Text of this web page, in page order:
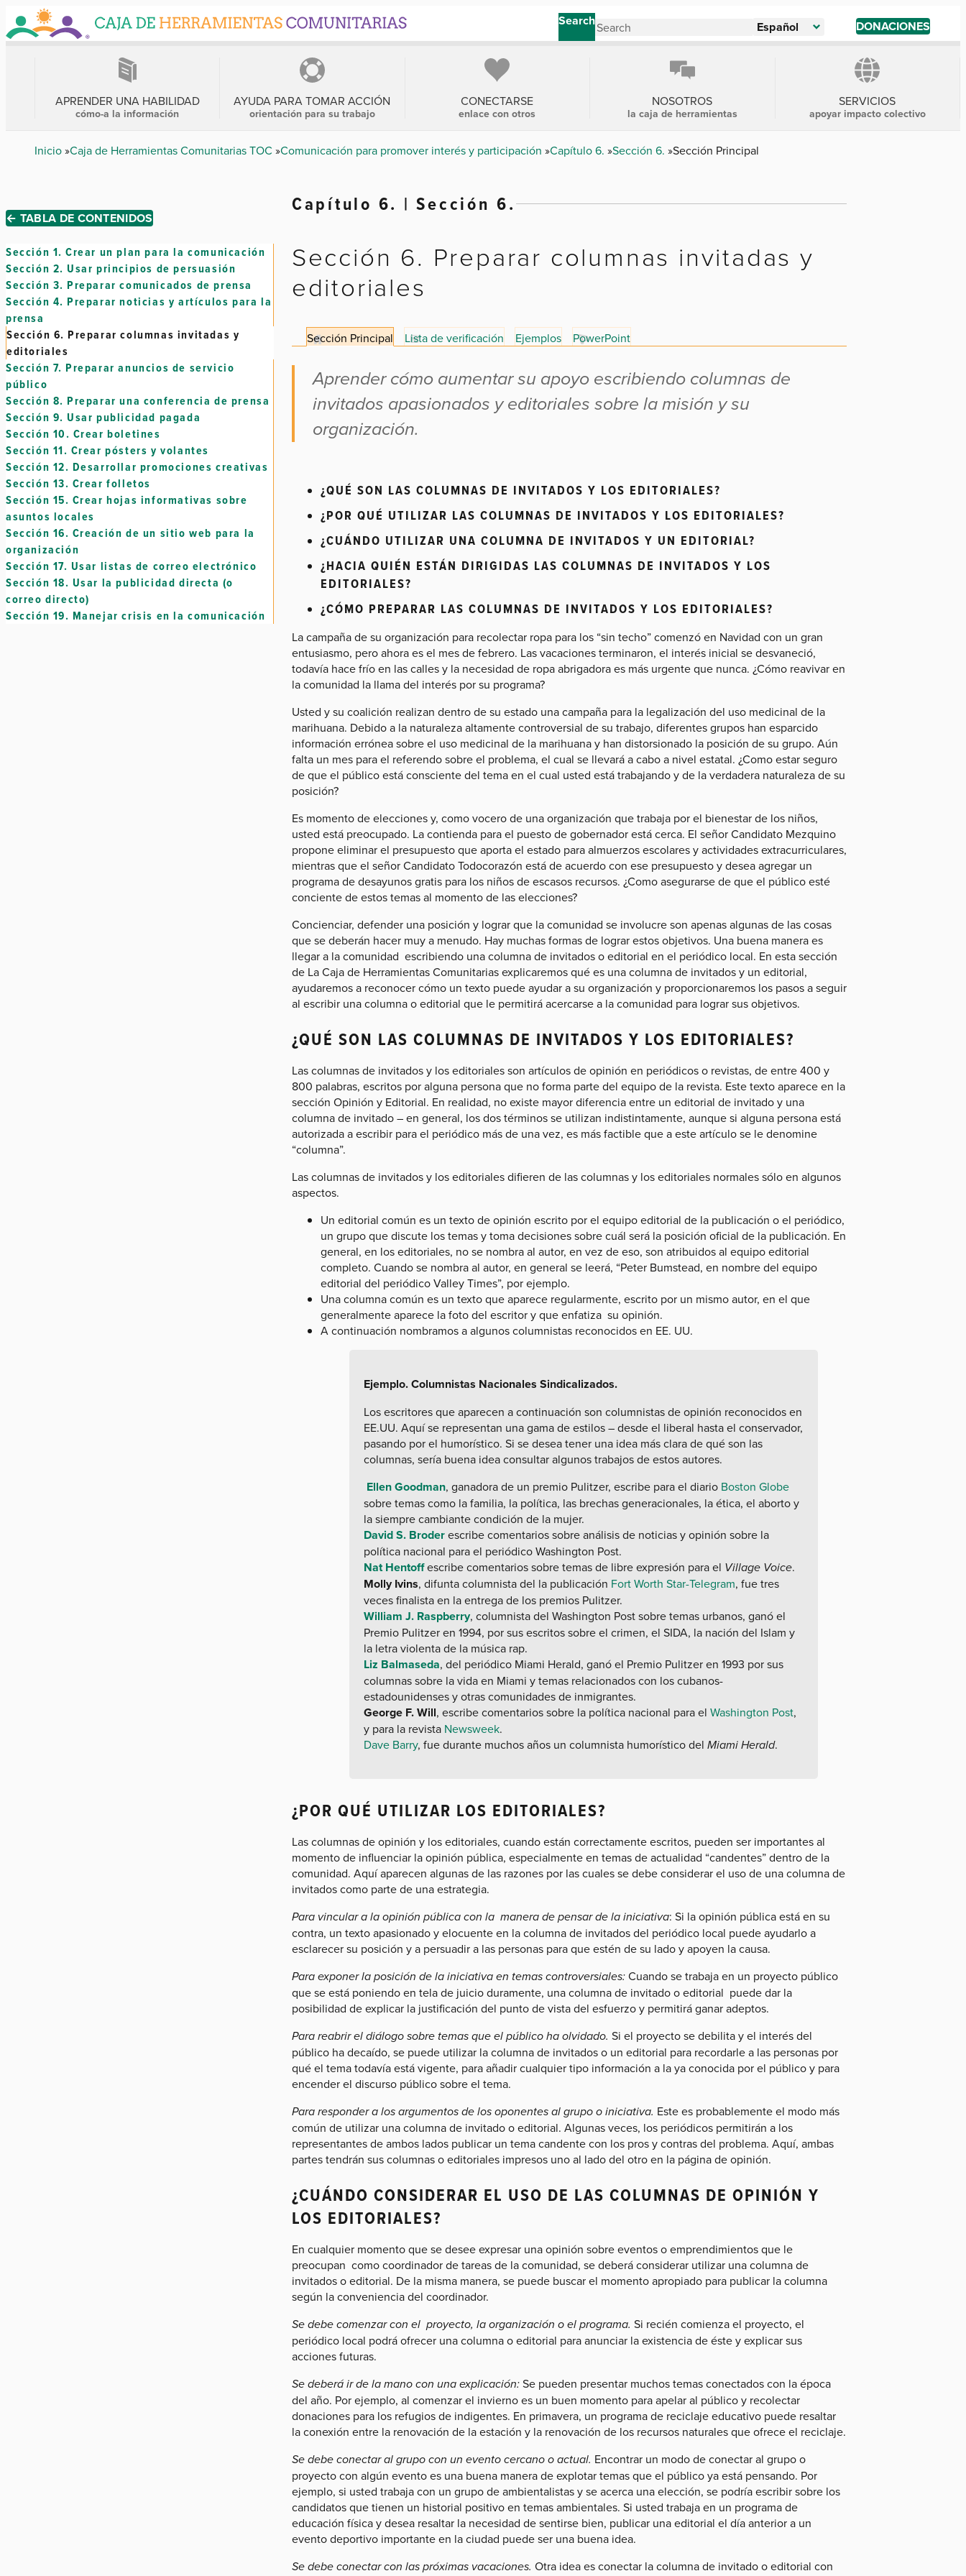
Skip
to
main
Search Español DONACIONES
APRENDER UNA HABILIDAD
cómo-a la información
AYUDA PARA TOMAR ACCIÓN
orientación para su trabajo
CONECTARSE
enlace con otros
NOSOTROS
la caja de herramientas
SERVICIOS
apoyar impacto colectivo
Breadcrumb
Inicio Caja de Herramientas Comunitarias TOC Comunicación para promover interés y participación Capítulo 6. Sección 6. Sección Principal
← TABLA DE CONTENIDOS
Sección 1. Crear un plan para la comunicación
Sección 2. Usar principios de persuasión
Sección 3. Preparar comunicados de prensa
Sección 4. Preparar noticias y artículos para la
prensa
Sección 6. Preparar columnas invitadas y
editoriales
Sección 7. Preparar anuncios de servicio
público
Sección 8. Preparar una conferencia de prensa
Sección 9. Usar publicidad pagada
Sección 10. Crear boletines
Sección 11. Crear pósters y volantes
Sección 12. Desarrollar promociones creativas
Sección 13. Crear folletos
Sección 15. Crear hojas informativas sobre
asuntos locales
Sección 16. Creación de un sitio web para la
organización
Sección 17. Usar listas de correo electrónico
Sección 18. Usar la publicidad directa (o
correo directo)
Sección 19. Manejar crisis en la comunicación
Capítulo 6. | Sección 6.
Sección 6. Preparar columnas invitadas y
editoriales
Sección Principal Lista de verificación Ejemplos PowerPoint
Aprender cómo aumentar su apoyo escribiendo columnas de
invitados apasionados y editoriales sobre la misión y su
organización.
¿QUÉ SON LAS COLUMNAS DE INVITADOS Y LOS EDITORIALES?
¿POR QUÉ UTILIZAR LAS COLUMNAS DE INVITADOS Y LOS EDITORIALES?
¿CUÁNDO UTILIZAR UNA COLUMNA DE INVITADOS Y UN EDITORIAL?
¿HACIA QUIÉN ESTÁN DIRIGIDAS LAS COLUMNAS DE INVITADOS Y LOS
EDITORIALES?
¿CÓMO PREPARAR LAS COLUMNAS DE INVITADOS Y LOS EDITORIALES?
La campaña de su organización para recolectar ropa para los “sin techo” comenzó en Navidad con un gran
entusiasmo, pero ahora es el mes de febrero. Las vacaciones terminaron, el interés inicial se desvaneció,
todavía hace frío en las calles y la necesidad de ropa abrigadora es más urgente que nunca. ¿Cómo reavivar en
la comunidad la llama del interés por su programa?
Usted y su coalición realizan dentro de su estado una campaña para la legalización del uso medicinal de la
marihuana. Debido a la naturaleza altamente controversial de su trabajo, diferentes grupos han esparcido
información errónea sobre el uso medicinal de la marihuana y han distorsionado la posición de su grupo. Aún
falta un mes para el referendo sobre el problema, el cual se llevará a cabo a nivel estatal. ¿Como estar seguro
de que el público está consciente del tema en el cual usted está trabajando y de la verdadera naturaleza de su
posición?
Es momento de elecciones y, como vocero de una organización que trabaja por el bienestar de los niños,
usted está preocupado. La contienda para el puesto de gobernador está cerca. El señor Candidato Mezquino
propone eliminar el presupuesto que aporta el estado para almuerzos escolares y actividades extracurriculares,
mientras que el señor Candidato Todocorazón está de acuerdo con ese presupuesto y desea agregar un
programa de desayunos gratis para los niños de escasos recursos. ¿Como asegurarse de que el público esté
conciente de estos temas al momento de las elecciones?
Concienciar, defender una posición y lograr que la comunidad se involucre son apenas algunas de las cosas
que se deberán hacer muy a menudo. Hay muchas formas de lograr estos objetivos. Una buena manera es
llegar a la comunidad escribiendo una columna de invitados o editorial en el periódico local. En esta sección
de La Caja de Herramientas Comunitarias explicaremos qué es una columna de invitados y un editorial,
ayudaremos a reconocer cómo un texto puede ayudar a su organización y proporcionaremos los pasos a seguir
al escribir una columna o editorial que le permitirá acercarse a la comunidad para lograr sus objetivos.
¿QUÉ SON LAS COLUMNAS DE INVITADOS Y LOS EDITORIALES?
Las columnas de invitados y los editoriales son artículos de opinión en periódicos o revistas, de entre 400 y
800 palabras, escritos por alguna persona que no forma parte del equipo de la revista. Este texto aparece en la
sección Opinión y Editorial. En realidad, no existe mayor diferencia entre un editorial de invitado y una
columna de invitado – en general, los dos términos se utilizan indistintamente, aunque si alguna persona está
autorizada a escribir para el periódico más de una vez, es más factible que a este artículo se le denomine
“columna”.
Las columnas de invitados y los editoriales difieren de las columnas y los editoriales normales sólo en algunos
aspectos.
Un editorial común es un texto de opinión escrito por el equipo editorial de la publicación o el periódico,
un grupo que discute los temas y toma decisiones sobre cuál será la posición oficial de la publicación. En
general, en los editoriales, no se nombra al autor, en vez de eso, son atribuidos al equipo editorial
completo. Cuando se nombra al autor, en general se leerá, “Peter Bumstead, en nombre del equipo
editorial del periódico Valley Times”, por ejemplo.
Una columna común es un texto que aparece regularmente, escrito por un mismo autor, en el que
generalmente aparece la foto del escritor y que enfatiza su opinión.
A continuación nombramos a algunos columnistas reconocidos en EE. UU.
Ejemplo. Columnistas Nacionales Sindicalizados.
Los escritores que aparecen a continuación son columnistas de opinión reconocidos en
EE.UU. Aquí se representan una gama de estilos – desde el liberal hasta el conservador,
pasando por el humorístico. Si se desea tener una idea más clara de qué son las
columnas, sería buena idea consultar algunos trabajos de estos autores.
Ellen Goodman, ganadora de un premio Pulitzer, escribe para el diarioBoston Globe
sobre temas como la familia, la política, las brechas generacionales, la ética, el aborto y
la siempre cambiante condición de la mujer.
David S. Broderescribe comentarios sobre análisis de noticias y opinión sobre la
política nacional para el periódico Washington Post.
Nat Hentoffescribe comentarios sobre temas de libre expresión para el Village Voice.
Molly Ivins, difunta columnista del la publicación Fort Worth Star-Telegram, fue tres
veces finalista en la entrega de los premios Pulitzer.
William J. Raspberry, columnista del Washington Post sobre temas urbanos, ganó el
Premio Pulitzer en 1994, por sus escritos sobre el crimen, el SIDA, la nación del Islam y
la letra violenta de la música rap.
Liz Balmaseda, del periódico Miami Herald, ganó el Premio Pulitzer en 1993 por sus
columnas sobre la vida en Miami y temas relacionados con los cubanos-
estadounidenses y otras comunidades de inmigrantes.
George F. Will, escribe comentarios sobre la política nacional para el Washington Post,
y para la revistaNewsweek.
Dave Barry, fue durante muchos años un columnista humorístico del Miami Herald.
¿POR QUÉ UTILIZAR LOS EDITORIALES?
Las columnas de opinión y los editoriales, cuando están correctamente escritos, pueden ser importantes al
momento de influenciar la opinión pública, especialmente en temas de actualidad “candentes” dentro de la
comunidad. Aquí aparecen algunas de las razones por las cuales se debe considerar el uso de una columna de
invitados como parte de una estrategia.
Para vincular a la opinión pública con la manera de pensar de la iniciativa: Si la opinión pública está en su
contra, un texto apasionado y elocuente en la columna de invitados del periódico local puede ayudarlo a
esclarecer su posición y a persuadir a las personas para que estén de su lado y apoyen la causa.
Para exponer la posición de la iniciativa en temas controversiales:Cuando se trabaja en un proyecto público
que se está poniendo en tela de juicio duramente, una columna de invitado o editorial puede dar la
posibilidad de explicar la justificación del punto de vista del esfuerzo y permitirá ganar adeptos.
Para reabrir el diálogo sobre temas que el público ha olvidado. Si el proyecto se debilita y el interés del
público ha decaído, se puede utilizar la columna de invitados o un editorial para recordarle a las personas por
qué el tema todavía está vigente, para añadir cualquier tipo información a la ya conocida por el público y para
encender el discurso público sobre el tema.
Para responder a los argumentos de los oponentes al grupo o iniciativa. Este es probablemente el modo más
común de utilizar una columna de invitado o editorial. Algunas veces, los periódicos permitirán a los
representantes de ambos lados publicar un tema candente con los pros y contras del problema. Aquí, ambas
partes tendrán sus columnas o editoriales impresos uno al lado del otro en la página de opinión.
¿CUÁNDO CONSIDERAR EL USO DE LAS COLUMNAS DE OPINIÓN Y
LOS EDITORIALES?
En cualquier momento que se desee expresar una opinión sobre eventos o emprendimientos que le
preocupan como coordinador de tareas de la comunidad, se deberá considerar utilizar una columna de
invitados o editorial. De la misma manera, se puede buscar el momento apropiado para publicar la columna
según la conveniencia del coordinador.
Se debe comenzar con el proyecto, la organización o el programa. Si recién comienza el proyecto, el
periódico local podrá ofrecer una columna o editorial para anunciar la existencia de éste y explicar sus
acciones futuras.
Se deberá ir de la mano con una explicación:Se pueden presentar muchos temas conectados con la época
del año. Por ejemplo, al comenzar el invierno es un buen momento para apelar al público y recolectar
donaciones para los refugios de indigentes. En primavera, un programa de reciclaje educativo puede resaltar
la conexión entre la renovación de la estación y la renovación de los recursos naturales que ofrece el reciclaje.
Se debe conectar al grupo con un evento cercano o actual. Encontrar un modo de conectar al grupo o
proyecto con algún evento es una buena manera de explotar temas que el público ya está pensando. Por
ejemplo, si usted trabaja con un grupo de ambientalistas y se acerca una elección, se podría escribir sobre los
candidatos que tienen un historial positivo en temas ambientales. Si usted trabaja en un programa de
educación física y desea resaltar la necesidad de sentirse bien, publicar una editorial el día anterior a un
evento deportivo importante en la ciudad puede ser una buena idea.
Se debe conectar con las próximas vacaciones. Otra idea es conectar la columna de invitado o editorial con